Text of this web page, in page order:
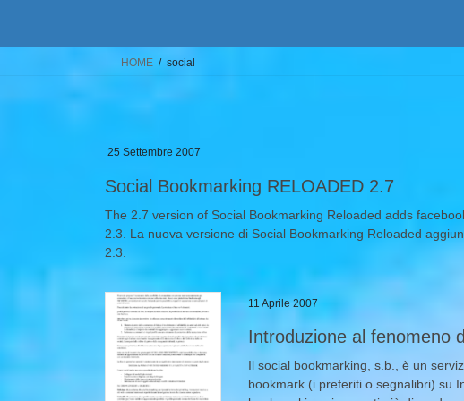
HOME social
25 Settembre 2007
Social Bookmarking RELOADED 2.7
The 2.7 version of Social Bookmarking Reloaded adds
2.3. La nuova versione di Social Bookmarking Reloaded
2.3.
11 Aprile 2007
Introduzione al fenomeno
Il social bookmarking, s.b., è un
bookmark (i preferiti o segnalibri) su